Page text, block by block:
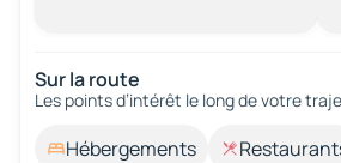
Sur la route
Les points d’intérêt le long de votre
Hébergements